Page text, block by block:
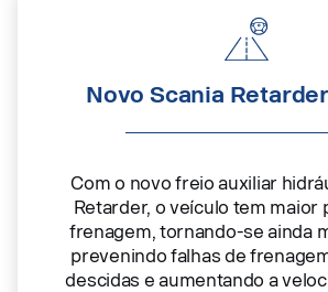
Novo Scania
Com o novo freio auxiliar
Retarder, o veículo tem maior
frenagem, tornando-se ainda
prevenindo falhas de
descidas e aumentando a